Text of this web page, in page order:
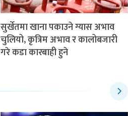
सुर्खेतमा खाना पकाउने ग्यास अभाव
चुलियो, कृत्रिम अभाव र कालोबजारी
गरे कडा कारबाही हुने